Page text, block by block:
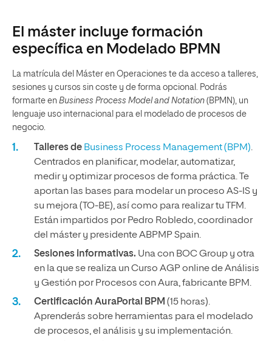
El máster incluye formación
específica en Modelado BPMN
La matrícula del Máster en Operaciones te da acceso a talleres,
sesiones y cursos sin coste y de forma opcional. Podrás
formarte en Business Process Model and Notation (BPMN), un
lenguaje uso internacional para el modelado de procesos de
negocio.
Talleres de Business Process Management (BPM).
Centrados en planificar, modelar, automatizar,
medir y optimizar procesos de forma práctica. Te
aportan las bases para modelar un proceso AS-IS y
su mejora (TO-BE), así como para realizar tu TFM.
Están impartidos por Pedro Robledo, coordinador
del máster y presidente ABPMP Spain.
Sesiones informativas. Una con BOC Group y otra
en la que se realiza un Curso AGP online de Análisis
y Gestión por Procesos con Aura, fabricante BPM.
Certificación AuraPortal BPM (15 horas).
Aprenderás sobre herramientas para el modelado
de procesos, el análisis y su implementación.